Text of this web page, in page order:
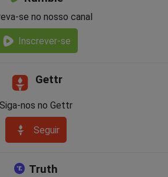
se no nosso canal
Inscrever-se
Gettr
Siga-nos no Gettr
Seguir
Truth